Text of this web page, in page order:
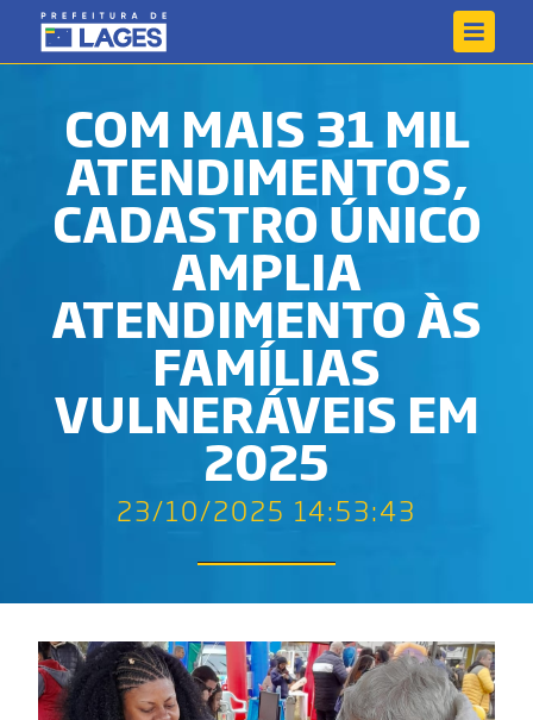
COM MAIS 31 MIL
ATENDIMENTOS,
CADASTRO ÚNICO
AMPLIA
ATENDIMENTO ÀS
FAMÍLIAS
VULNERÁVEIS EM
2025
23/10/2025 14:53:43